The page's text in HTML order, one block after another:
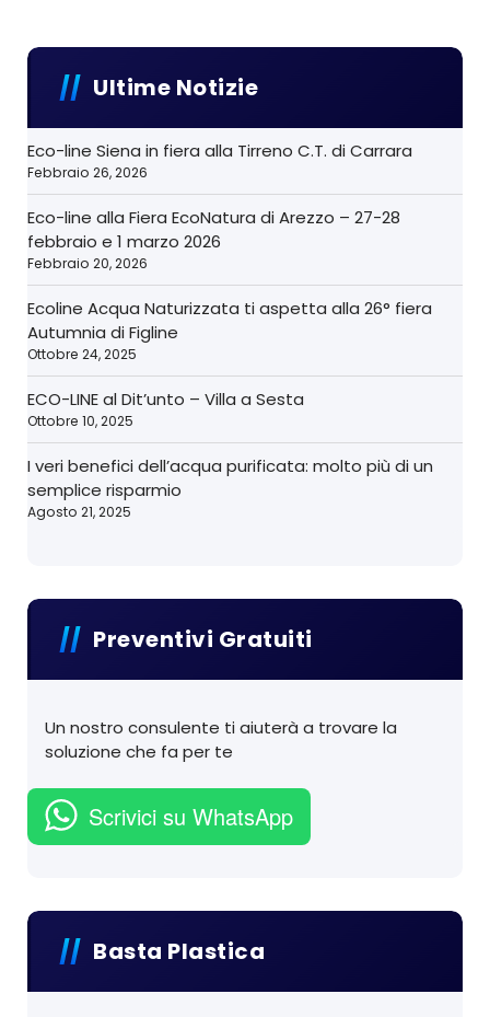
Ultime Notizie
Eco-line Siena in fiera alla Tirreno C.T. di Carrara
Febbraio 26, 2026
Eco-line alla Fiera EcoNatura di Arezzo – 27-28
febbraio e 1 marzo 2026
Febbraio 20, 2026
Ecoline Acqua Naturizzata ti aspetta alla 26° fiera
Autumnia di Figline
Ottobre 24, 2025
ECO-LINE al Dit’unto – Villa a Sesta
Ottobre 10, 2025
I veri benefici dell’acqua purificata: molto più di un
semplice risparmio
Agosto 21, 2025
Preventivi Gratuiti
Un nostro consulente ti aiuterà a trovare la
soluzione che fa per te
Scrivici su WhatsApp
Basta Plastica